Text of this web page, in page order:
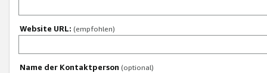
Website URL: (empfohlen)
Name der Kontaktperson (optional)